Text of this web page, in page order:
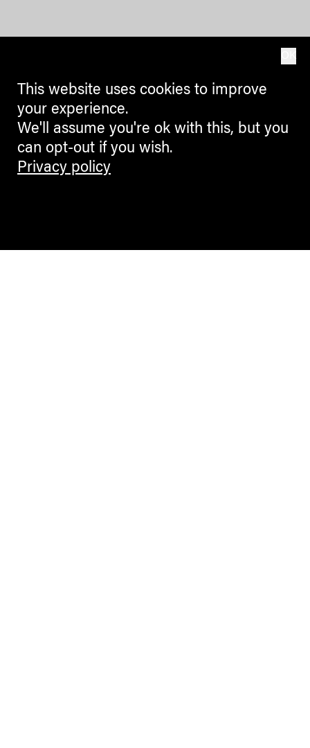
This website uses cookies to improve
your experience.
We'll assume you're ok with this, but you
can opt-out if you wish.
Privacy policy